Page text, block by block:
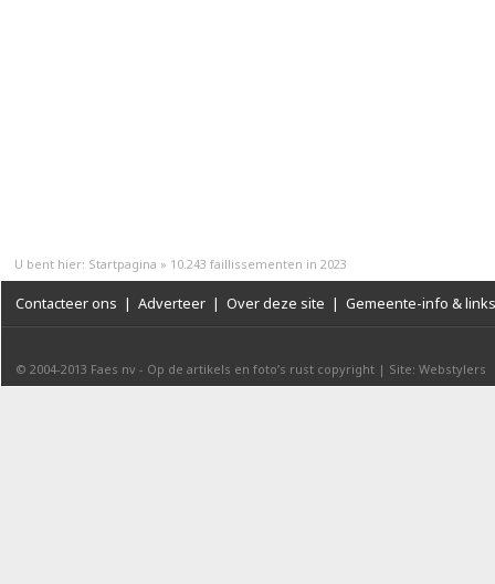
U bent hier: Startpagina » 10.243 faillissementen in 2023
Contacteer ons | Adverteer | Over deze site | Gemeente-info & links
© 2004-2013 Faes nv - Op de artikels en foto’s rust copyright | Site: Webstylers